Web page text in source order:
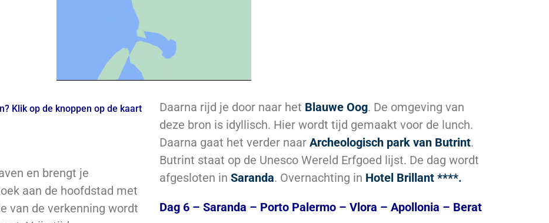
Klik op de knoppen op de kaart
en brengt je
aan de hoofdstad met
van de verkenning wordt
Daarna rijd je door naar het Blauwe Oog. De omgeving van
deze bron is idyllisch. Hier wordt tijd gemaakt voor de lunch.
Daarna gaat het verder naar Archeologisch park van Butrint.
Butrint staat op de Unesco Wereld Erfgoed lijst. De dag wordt
afgesloten in Saranda. Overnachting in Hotel Brillant ****.
Dag 6 – Saranda – Porto Palermo – Vlora – Apollonia – Berat